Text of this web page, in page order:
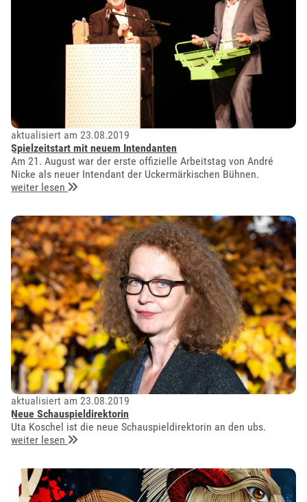
aktualisiert am 23.08.2019
Spielzeitstart mit neuem Intendanten
Am 21. August war der erste offizielle Arbeitstag von André
Nicke als neuer Intendant der Uckermärkischen Bühnen.
weiter lesen
aktualisiert am 23.08.2019
Neue Schauspieldirektorin
Uta Koschel ist die neue Schauspieldirektorin an den ubs.
weiter lesen